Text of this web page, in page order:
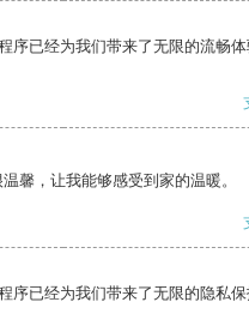
序已经为我们带来了无限的流畅
馨，让我能够感受到家的温暖。
序已经为我们带来了无限的隐私